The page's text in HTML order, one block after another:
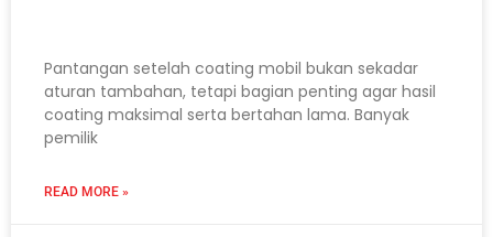
Pantangan setelah coating mobil bukan sekadar
aturan tambahan, tetapi bagian penting agar hasil
coating maksimal serta bertahan lama. Banyak
pemilik
READ MORE »